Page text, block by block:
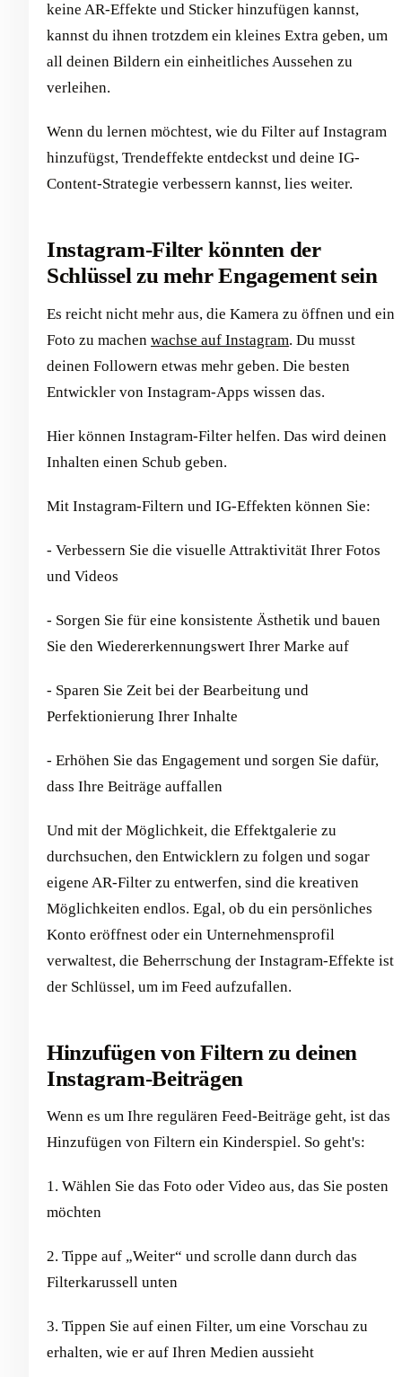
keine AR-Effekte und Sticker hinzufügen kannst,
kannst du ihnen trotzdem ein kleines Extra geben, um
all deinen Bildern ein einheitliches Aussehen zu
verleihen.
Wenn du lernen möchtest, wie du Filter auf Instagram
hinzufügst, Trendeffekte entdeckst und deine IG-
Content-Strategie verbessern kannst, lies weiter.
Instagram-Filter könnten der
Schlüssel zu mehr Engagement sein
Es reicht nicht mehr aus, die Kamera zu öffnen und ein
Foto zu machen wachse auf Instagram. Du musst
deinen Followern etwas mehr geben. Die besten
Entwickler von Instagram-Apps wissen das.
Hier können Instagram-Filter helfen. Das wird deinen
Inhalten einen Schub geben.
Mit Instagram-Filtern und IG-Effekten können Sie:
- Verbessern Sie die visuelle Attraktivität Ihrer Fotos
und Videos
- Sorgen Sie für eine konsistente Ästhetik und bauen
Sie den Wiedererkennungswert Ihrer Marke auf
- Sparen Sie Zeit bei der Bearbeitung und
Perfektionierung Ihrer Inhalte
- Erhöhen Sie das Engagement und sorgen Sie dafür,
dass Ihre Beiträge auffallen
Und mit der Möglichkeit, die Effektgalerie zu
durchsuchen, den Entwicklern zu folgen und sogar
eigene AR-Filter zu entwerfen, sind die kreativen
Möglichkeiten endlos. Egal, ob du ein persönliches
Konto eröffnest oder ein Unternehmensprofil
verwaltest, die Beherrschung der Instagram-Effekte ist
der Schlüssel, um im Feed aufzufallen.
Hinzufügen von Filtern zu deinen
Instagram-Beiträgen
Wenn es um Ihre regulären Feed-Beiträge geht, ist das
Hinzufügen von Filtern ein Kinderspiel. So geht's:
1. Wählen Sie das Foto oder Video aus, das Sie posten
möchten
2. Tippe auf „Weiter“ und scrolle dann durch das
Filterkarussell unten
3. Tippen Sie auf einen Filter, um eine Vorschau zu
erhalten, wie er auf Ihren Medien aussieht